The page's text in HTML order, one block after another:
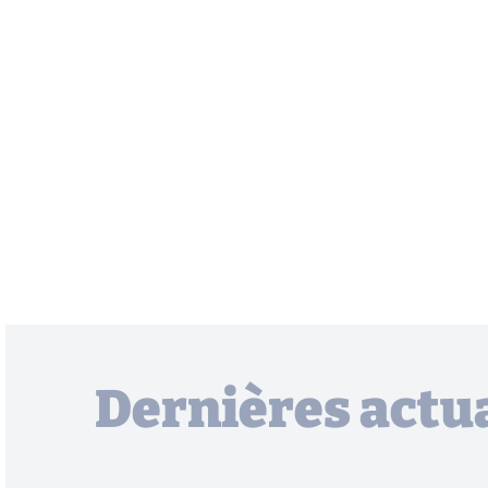
Dernières